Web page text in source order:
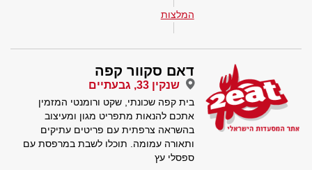
המלצות
דאם סקוור קפה
שנקין 33, גבעתיים
בית קפה שכונתי, שקט ורומנטי המזמין
אתכם להנאות מתפריט מגון ומעיצוב
בהשראה צרפתית עם פריטים עתיקים
ותאורה עמומה. תוכלו לשבת במרפסת עם
ספסלי עץ